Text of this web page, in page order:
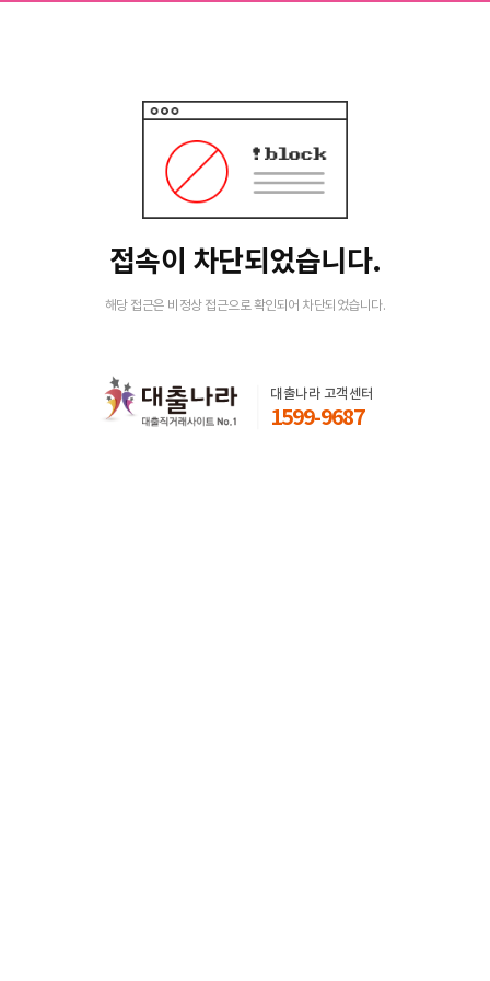
접속이 차단되었습니다.
해당 접근은 비정상 접근으로 확인되어 차단되었습니다.
대출나라 고객센터
1599-9687